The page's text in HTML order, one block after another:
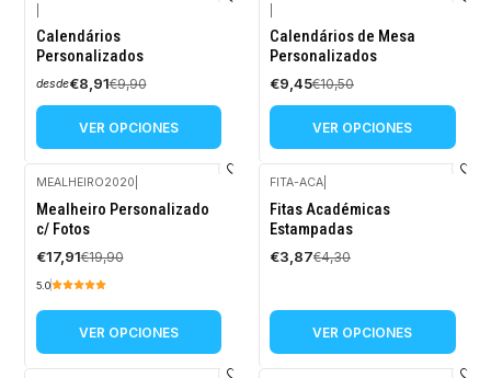
-10%
OFF
Calendários
Personalizados
desde€8,91€9,90
VER OPCIONES
-10%
OFF
Calendários de Mesa
Personalizados
€9,45€10,50
VER OPCIONES
-10%
OFF
MEALHEIRO2020
Mealheiro Personalizado
c/ Fotos
€17,91€19,90
5.0
VER OPCIONES
-10%
OFF
FITA-ACA
Fitas Académicas
Estampadas
€3,87€4,30
VER OPCIONES